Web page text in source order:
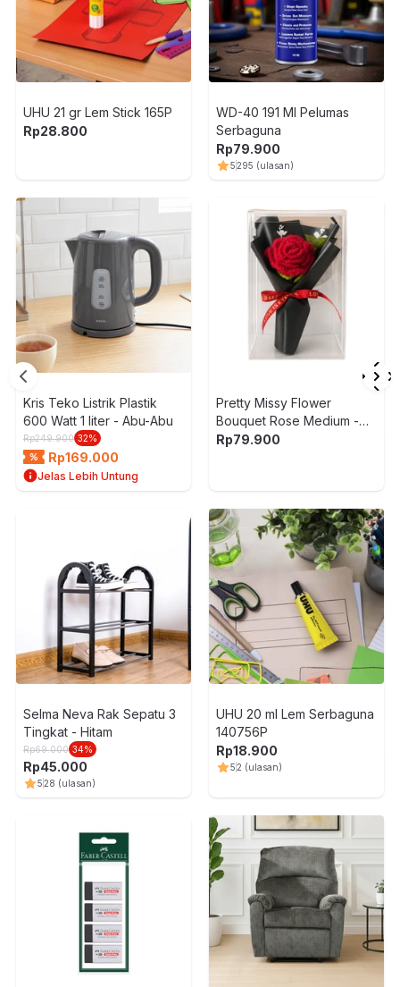
UHU 21 gr Lem Stick 165P
Rp28.800
WD-40 191 Ml Pelumas
Serbaguna
Rp79.900
5295 (ulasan)
Kris Teko Listrik Plastik
600 Watt 1 liter - Abu-Abu
Rp249.900 32%
Rp169.000
Jelas Lebih Untung
Pretty Missy Flower
Bouquet Rose Medium -
Hitam/Merah
Rp79.900
Selma Neva Rak Sepatu 3
Tingkat - Hitam
Rp69.000 34%
Rp45.000
528 (ulasan)
UHU 20 ml Lem Serbaguna
140756P
Rp18.900
52 (ulasan)